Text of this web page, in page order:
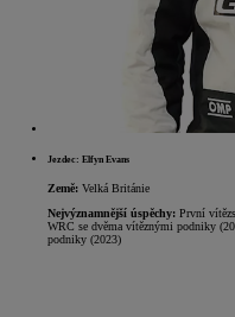
Jezdec: Elfyn Evans
Země: Velká Británie
Nejvýznamnější úspěchy: První
WRC se dvěma vítěznými podniky
podniky (2023)